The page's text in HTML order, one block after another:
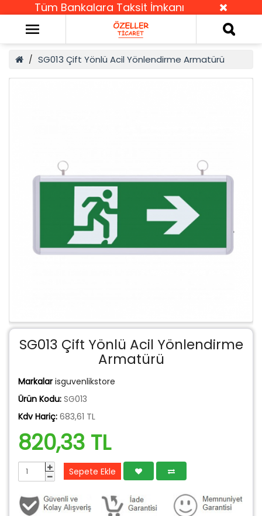
Tüm Bankalara Taksit İmkanı
SG013 Çift Yönlü Acil Yönlendirme Armatürü
SG013 Çift Yönlü Acil Yönlendirme
Armatürü
Markalar isguvenlikstore
Ürün Kodu: SG013
Kdv Hariç: 683,61 TL
820,33 TL
Sepete Ekle